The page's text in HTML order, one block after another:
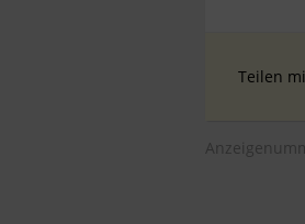
Teilen